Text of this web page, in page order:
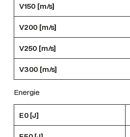
V150 [m/s]
V200 [m/s]
V250 [m/s]
V300 [m/s]
Energie
E0 [J]